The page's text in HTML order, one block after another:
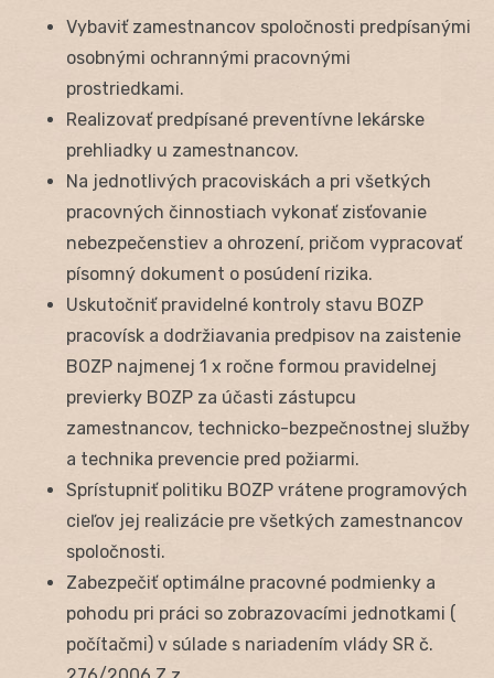
Vybaviť zamestnancov spoločnosti predpísanými
osobnými ochrannými pracovnými
prostriedkami.
Realizovať predpísané preventívne lekárske
prehliadky u zamestnancov.
Na jednotlivých pracoviskách a pri všetkých
pracovných činnostiach vykonať zisťovanie
nebezpečenstiev a ohrození, pričom vypracovať
písomný dokument o posúdení rizika.
Uskutočniť pravidelné kontroly stavu BOZP
pracovísk a dodržiavania predpisov na zaistenie
BOZP najmenej 1 x ročne formou pravidelnej
previerky BOZP za účasti zástupcu
zamestnancov, technicko-bezpečnostnej služby
a technika prevencie pred požiarmi.
Sprístupniť politiku BOZP vrátene programových
cieľov jej realizácie pre všetkých zamestnancov
spoločnosti.
Zabezpečiť optimálne pracovné podmienky a
pohodu pri práci so zobrazovacími jednotkami (
počítačmi) v súlade s nariadením vlády SR č.